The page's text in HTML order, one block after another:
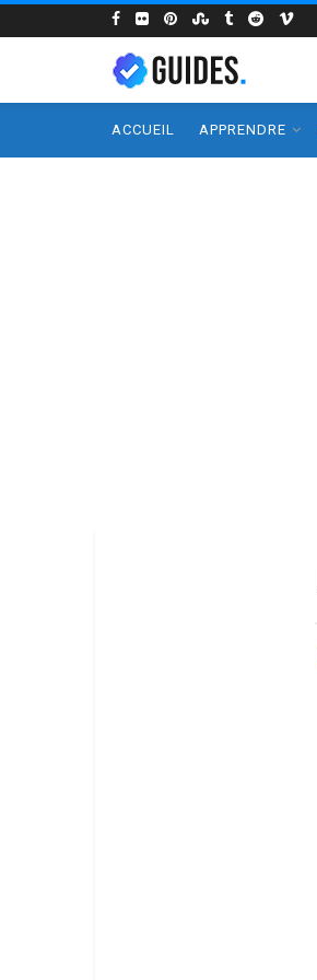
ACCUEIL APPRENDRE